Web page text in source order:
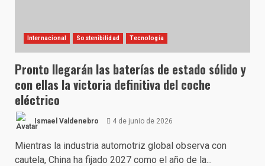
Internacional Sostenibilidad Tecnología
Pronto llegarán las baterías de estado sólido y
con ellas la victoria definitiva del coche
eléctrico
Ismael Valdenebro 4 de junio de 2026
Mientras la industria automotriz global observa con
cautela, China ha fijado 2027 como el año de la...